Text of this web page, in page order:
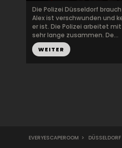
Die Polizei Düsseldorf
Alex ist verschwunden und
er ist. Die Polizei arbeitet mit
sehr lange zusammen. De...
WEITER
EVERYESCAPEROOM > DÜSSELDORF